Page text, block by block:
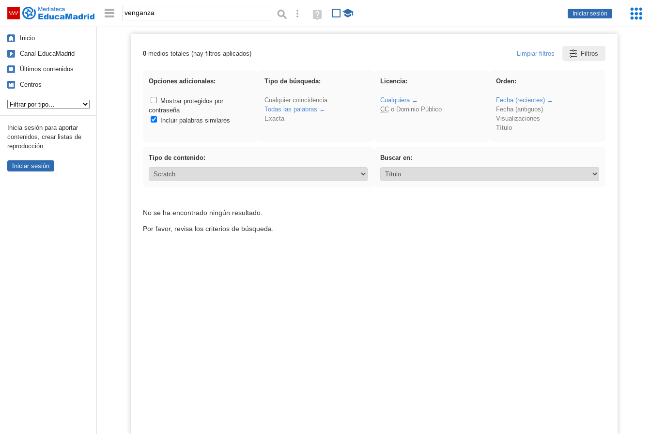
Saltar navegación
Iniciar sesión
Palabra o frase: Búsqueda avanzada
Ayuda
(en
Inicio
Canal EducaMadrid
Últimos contenidos
Centros
Inicia sesión para aportar
contenidos, crear listas de
reproducción...
Iniciar sesión
Resultados de: venganza
0medios totales (hay filtros aplicados) Limpiar filtros Filtros
Opciones adicionales:
Mostrar protegidos por
contraseña
Incluir palabras similares
Tipo de búsqueda:
Cualquier coincidencia
Todas las palabras
Exacta
Licencia:
Cualquiera
CCo Dominio Público
Orden:
Fecha (recientes)
Fecha (antiguos)
Visualizaciones
Título
Tipo de contenido: Buscar en:
No se ha encontrado ningún resultado.
Por favor, revisa los criterios de búsqueda.